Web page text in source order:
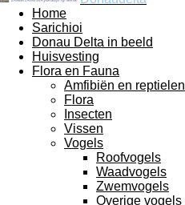
Home
Sarichioi
Donau Delta in beeld
Huisvesting
Flora en Fauna
Amfibiën en reptielen
Flora
Insecten
Vissen
Vogels
Roofvogels
Waadvogels
Zwemvogels
Overige vogels